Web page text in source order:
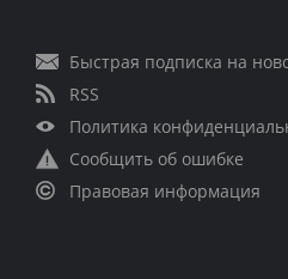
Быстрая подписка на
RSS
Политика
Сообщить об ошибке
Правовая информация